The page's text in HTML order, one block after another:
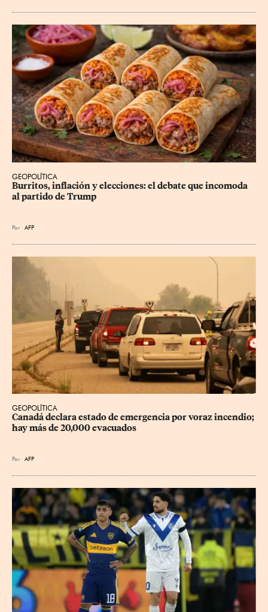
GEOPOLÍTICA
Burritos, inflación y elecciones: el debate que incomoda
al partido de Trump
Por AFP
GEOPOLÍTICA
Canadá declara estado de emergencia por voraz incendio;
hay más de 20,000 evacuados
Por AFP